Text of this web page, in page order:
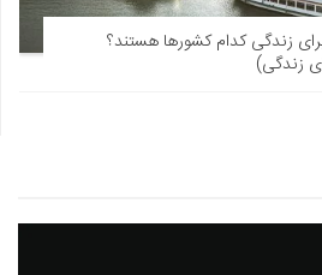
زندگی کدام کشورها هستند؟